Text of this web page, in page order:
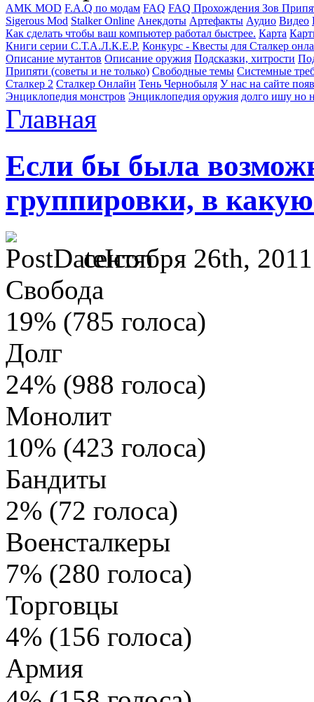
AMK MOD F.A.Q по модам FAQ FAQ Прохождения Зов
Sigerous Mod Stalker Online Анекдоты Артефакты Аудио Видео
Как сделать чтобы ваш компьютер работал быстрее. Карта
Книги серии С.Т.А.Л.К.Е.Р. Конкурс - Квесты для Сталкер
Описание мутантов Описание оружия Подсказки, хитрости
Припяти (советы и не только) Свободные темы Системные
Сталкер 2 Сталкер Онлайн Тень Чернобыля У нас на сайте
Энциклопедия монстров Энциклопедия оружия долго ишу но
Главная
Если бы была
группировки, в
сентября 26th,
Свобода
19% (785 голоса)
Долг
24% (988 голоса)
Монолит
10% (423 голоса)
Бандиты
2% (72 голоса)
Военсталкеры
7% (280 голоса)
Торговцы
4% (156 голоса)
Армия